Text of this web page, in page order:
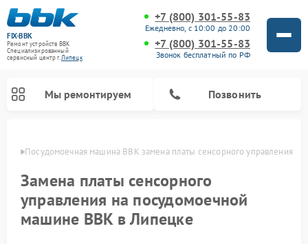
FIX-BBK
Ремонт устройств BBK
Специализированный
cервисный центр г.Липецк
+7 (800) 301-55-83
Ежедневно, с 10:00 до 20:00
+7 (800) 301-55-83
Звонок бесплатный по РФ
Мы ремонтируем Позвонить
Посудомоечная машина BBK замена платы сенсорного управления
Замена платы сенсорного
управления на посудомоечной
машине BBK в Липецке